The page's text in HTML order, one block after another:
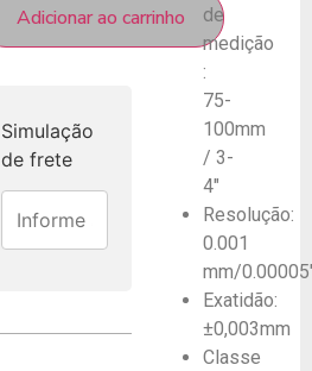
Adicionar ao carrinho
Simulação
de frete
de
medição
:
75-
100mm
/ 3-
4″
Resolução:
0.001
mm/
Exatidão:
±0,003mm
Classe